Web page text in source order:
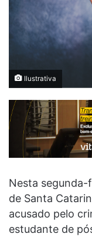
Ilustrativa
Nesta segunda-
de Santa
acusado pelo
estudante de